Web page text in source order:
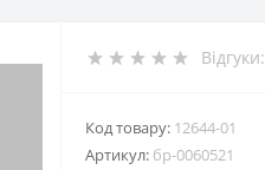
Відгуки:
Код товару: 12644-01
Артикул: бр-0060521